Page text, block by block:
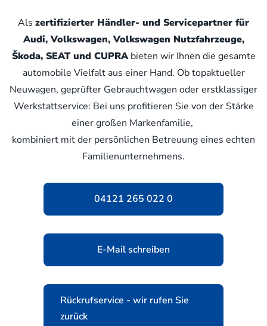
Als zertifizierter Händler- und Servicepartner für
Audi, Volkswagen, Volkswagen Nutzfahrzeuge,
Škoda, SEAT und CUPRAbieten wir Ihnen die gesamte
automobile Vielfalt aus einer Hand. Ob topaktueller
Neuwagen, geprüfter Gebrauchtwagen oder erstklassiger
Werkstattservice: Bei uns profitieren Sie von der Stärke
einer großen Markenfamilie,
kombiniert mit der persönlichen Betreuung eines echten
Familienunternehmens.
04121 265 022 0
E-Mail schreiben
Rückrufservice - wir rufen Sie
zurück